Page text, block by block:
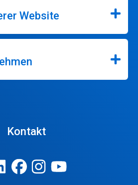
Website
Kontakt